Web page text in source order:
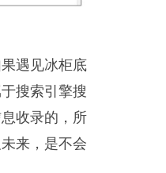
遇见冰柜底
搜索引擎搜
收录的，所
来，是不会